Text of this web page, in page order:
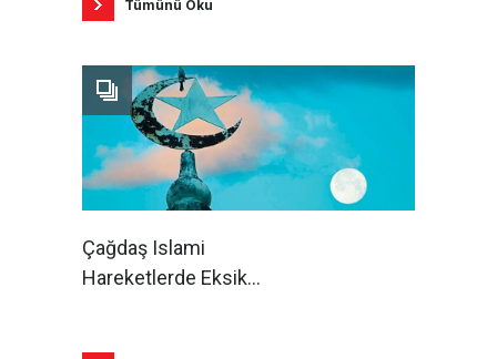
Tümünü Oku
Çağdaş Islami
Hareketlerde Eksik